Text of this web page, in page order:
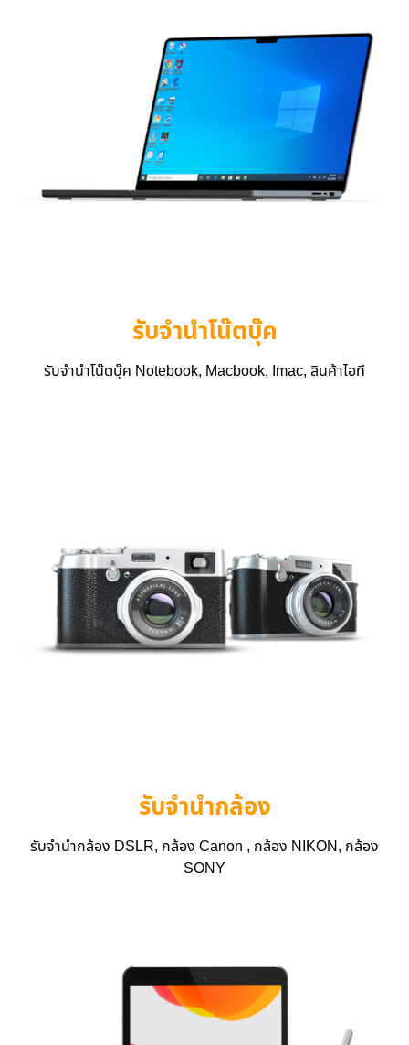
รับจำนำโน๊ตบุ๊ค
รับจำนำโน๊ตบุ๊ค Notebook, Macbook, Imac, สินค้าไอที
รับจำนำกล้อง
รับจำนำกล้อง DSLR, กล้อง Canon , กล้อง NIKON, กล้อง
SONY